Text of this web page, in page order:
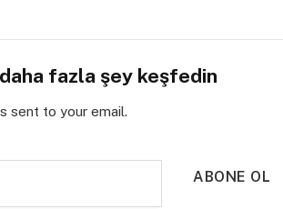
fazla şey keşfedin
sent to your email.
ABONE OL